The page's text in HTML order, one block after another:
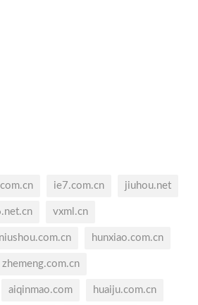
ie7.com.cn jiuhou.net
vxml.cn
niushou.com.cn hunxiao.com.cn
zhemeng.com.cn
aiqinmao.com huaiju.com.cn